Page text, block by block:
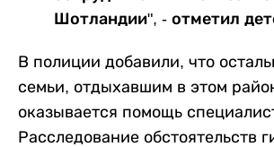
Шотландии", - отметил
В полиции добавили, что
семьи, отдыхавшим в этом
оказывается помощь
Расследование обстоятельств